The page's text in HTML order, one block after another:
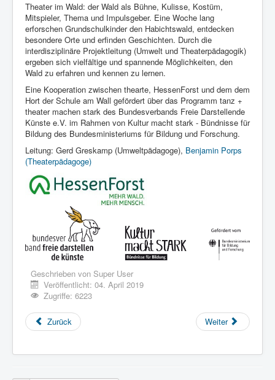
Theater im Wald: der Wald als Bühne, Kulisse, Kostüm,
Mitspieler, Thema und Impulsgeber. Eine Woche lang
erforschen Grundschulkinder den Habichtswald, entdecken
besondere Orte und erfinden Geschichten. Durch die
interdisziplinäre Projektleitung (Umwelt­ und Theaterpädagogik)
ergeben sich vielfältige und spannende Möglichkeiten, den
Wald zu erfahren und kennen zu lernen.
Eine Kooperation zwischen thearte, HessenForst und dem dem
Hort der Schule am Wall gefördert über das Programm tanz +
theater machen stark des Bundesverbands Freie Darstellende
Künste e.V. im Rahmen von Kultur macht stark - Bündnisse für
Bildung des Bundesministeriums für Bildung und Forschung.
Leitung: Gerd Greskamp (Umweltpädagoge), Benjamin Porps
(Theaterpädagoge)
Geschrieben von Super User
Veröffentlicht: 04. April 2019
Zugriffe: 6223
Zurück Weiter